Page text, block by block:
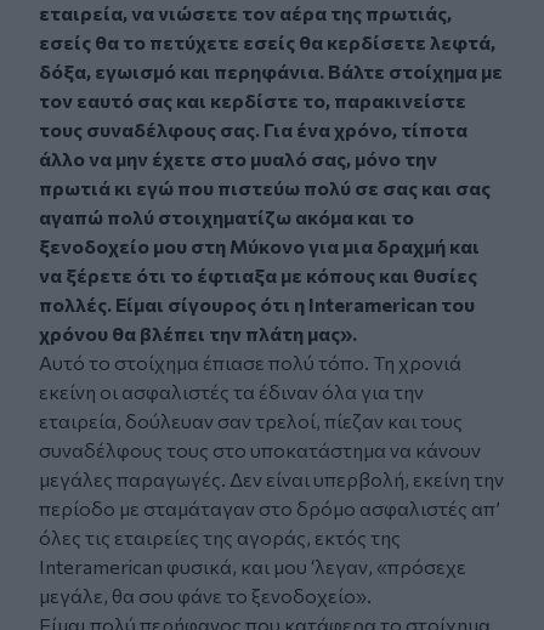
εταιρεία, να νιώσετε τον αέρα της πρωτιάς,
εσείς θα το πετύχετε εσείς θα κερδίσετε λεφτά,
δόξα, εγωισμό και περηφάνια. Βάλτε στοίχημα με
τον εαυτό σας και κερδίστε το, παρακινείστε
τους συναδέλφους σας. Για ένα χρόνο, τίποτα
άλλο να μην έχετε στο μυαλό σας, μόνο την
πρωτιά κι εγώ που πιστεύω πολύ σε σας και σας
αγαπώ πολύ στοιχηματίζω ακόμα και το
ξενοδοχείο μου στη Μύκονο για μια δραχμή και
να ξέρετε ότι το έφτιαξα με κόπους και θυσίες
πολλές. Είμαι σίγουρος ότι η Interamerican του
χρόνου θα βλέπει την πλάτη μας».
Αυτό το στοίχημα έπιασε πολύ τόπο. Τη χρονιά
εκείνη οι ασφαλιστές τα έδιναν όλα για την
εταιρεία, δούλευαν σαν τρελοί, πίεζαν και τους
συναδέλφους τους στο υποκατάστημα να κάνουν
μεγάλες παραγωγές. Δεν είναι υπερβολή, εκείνη την
περίοδο με σταμάταγαν στο δρόμο ασφαλιστές απ’
όλες τις εταιρείες της αγοράς, εκτός της
Interamerican φυσικά, και μου ‘λεγαν, «πρόσεχε
μεγάλε, θα σου φάνε το ξενοδοχείο».
Είμαι πολύ περήφανος που κατάφερα το στοίχημα